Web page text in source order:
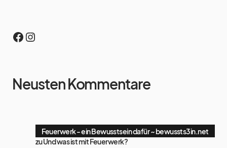
Neusten Kommentare
Feuerwerk - ein Bewusstsein dafür ~ bewussts3in.net
zuUnd was ist mit Feuerwerk?